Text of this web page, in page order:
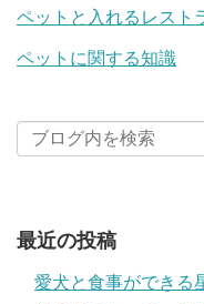
ペットと入れるレスト
ペットに関する知識
最近の投稿
愛犬と食事ができる